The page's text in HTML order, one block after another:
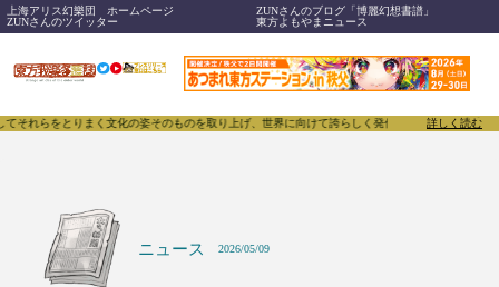
上海アリス幻樂団 ホームページ
ZUNさんのブログ「博麗幻想書譜」
ZUNさんのツイッター
東方よもやまニュース
まく文化の姿そのものを取り上げ、世界に向けて誇らしく発信することで、東方Projectのみ
詳しく読む
ニュース 2026/05/09